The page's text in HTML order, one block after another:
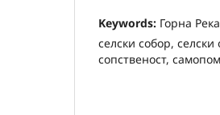
Keywords: Горна
селски собор,
сопственост,